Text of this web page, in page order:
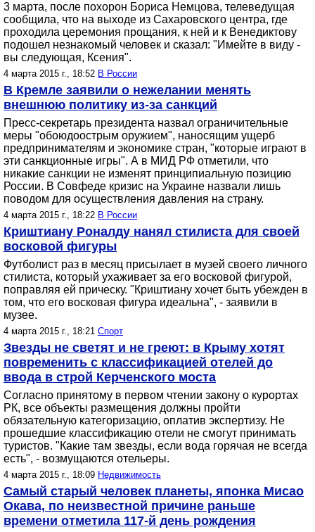
3 марта, после похорон Бориса Немцова, телеведущая
сообщила, что на выходе из Сахаровского центра, где
проходила церемония прощания, к ней и к Венедиктову
подошел незнакомый человек и сказал: "Имейте в виду -
вы следующая, Ксения".
4 марта 2015 г., 18:52 В России
В Кремле заявили о нежелании менять
внешнюю политику из-за санкций
Пресс-секретарь президента назвал ограничительные
меры "обоюдоострым оружием", наносящим ущерб
предпринимателям и экономике стран, "которые играют в
эти санкционные игры". А в МИД РФ отметили, что
никакие санкции не изменят принципиальную позицию
России. В Совфеде кризис на Украине назвали лишь
поводом для осуществления давления на страну.
4 марта 2015 г., 18:22 В России
Криштиану Роналду нанял стилиста для своей
восковой фигуры
Футболист раз в месяц присылает в музей своего личного
стилиста, который ухаживает за его восковой фигурой,
поправляя ей прическу. "Криштиану хочет быть убежден в
том, что его восковая фигура идеальна", - заявили в
музее.
4 марта 2015 г., 18:21 Спорт
Звезды не светят и не греют: в Крыму хотят
повременить с классификацией отелей до
ввода в строй Керченского моста
Согласно принятому в первом чтении закону о курортах
РК, все объекты размещения должны пройти
обязательную категоризацию, оплатив экспертизу. Не
прошедшие классификацию отели не смогут принимать
туристов. "Какие там звезды, если вода горячая не всегда
есть", - возмущаются отельеры.
4 марта 2015 г., 18:09 Недвижимость
Самый старый человек планеты, японка Мисао
Окава, по неизвестной причине раньше
времени отметила 117-й день рождения